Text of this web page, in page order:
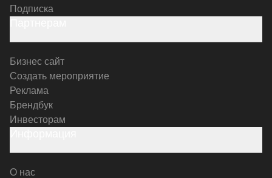
Подписка
Бизнес сайт
Создать мероприятие
Реклама
Брендбук
Инвесторам
О нас